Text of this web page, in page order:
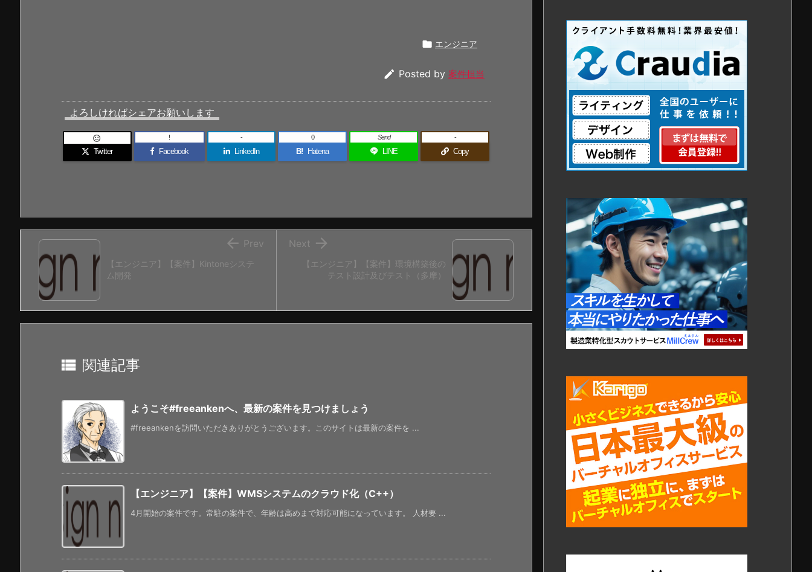
 エンジニア
 Posted by 案件担当
よろしければシェアお願いします
Twitter

Facebook
!
LinkedIn
-
B! Hatena
0
LINE
Send
Copy
-
【エンジニア】【案件】環境構築後の
テスト設計及びテスト（多摩）

Next
【エンジニア】【案件】Kintoneシステ
ム開発
 Prev
 関連記事
ようこそ#freeankenへ、最新の案件を見つけましょう
#freeankenを訪問いただきありがとうございます。このサイトは最新の案件を ...
【エンジニア】【案件】WMSシステムのクラウド化（C++）
4月開始の案件です。常駐の案件で、年齢は高めまで対応可能になっています。 人材要 ...